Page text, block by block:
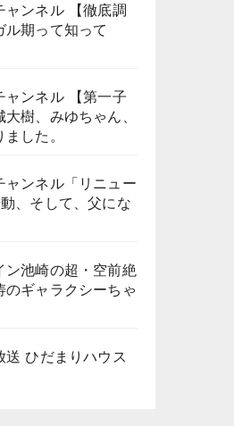
ャンネル 【徹底調
ル期って知って
ャンネル 【第一子
樹、みゆちゃん、
した。
ャンネル「リニュー
、そして、父にな
ン池崎の超・空前絶
のギャラクシーちゃ
送 ひだまりハウス